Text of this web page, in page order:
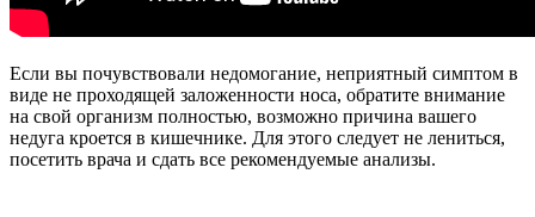
Если вы почувствовали недомогание, неприятный симптом в
виде не проходящей заложенности носа, обратите внимание
на свой организм полностью, возможно причина вашего
недуга кроется в кишечнике. Для этого следует не лениться,
посетить врача и сдать все рекомендуемые анализы.